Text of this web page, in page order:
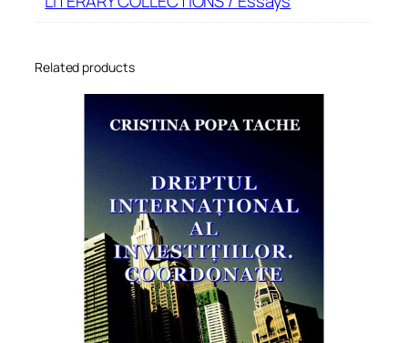
Related products